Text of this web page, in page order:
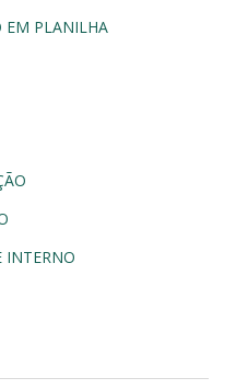
EM PLANILHA
INTERNO